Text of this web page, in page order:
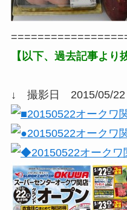
【以下、過去記事より
↓ 撮影日 2015/05/22